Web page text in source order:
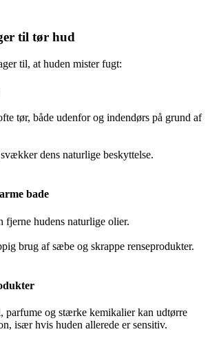
til tør hud
til, at huden mister fugt:
tør, både udenfor og indendørs på grund af
dens naturlige beskyttelse.
bade
fjerne hudens naturlige olier.
brug af sæbe og skrappe renseprodukter.
parfume og stærke kemikalier kan udtørre
især hvis huden allerede er sensitiv.